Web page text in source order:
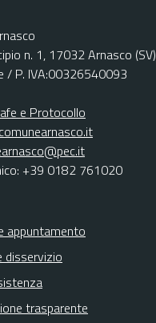
n. 1, 17032 Arnasco (SV)
/ P. IVA:00326540093
e Protocollo
+39 0182 761020
appuntamento
disservizio
trasparente